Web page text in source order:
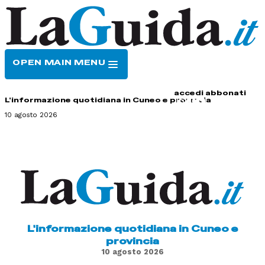
OPEN MAIN MENU
accedi abbonati
L'informazione quotidiana in Cuneo e provincia
10 agosto 2026
L'informazione quotidiana in Cuneo e
provincia
10 agosto 2026